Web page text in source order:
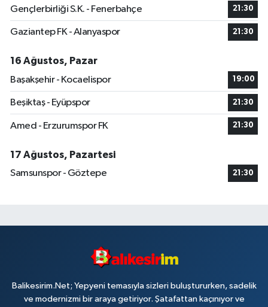
Gençlerbirliği S.K. - Fenerbahçe 21:30
Gaziantep FK - Alanyaspor 21:30
16 Ağustos, Pazar
Başakşehir - Kocaelispor
19:00
Beşiktaş - Eyüpspor 21:30
Amed - Erzurumspor FK 21:30
17 Ağustos, Pazartesi
Samsunspor - Göztepe
21:30
Balikesirim.Net; Yepyeni temasıyla sizleri buluştururken, sadelik
ve modernizmi bir araya getiriyor. Şatafattan kaçınıyor ve